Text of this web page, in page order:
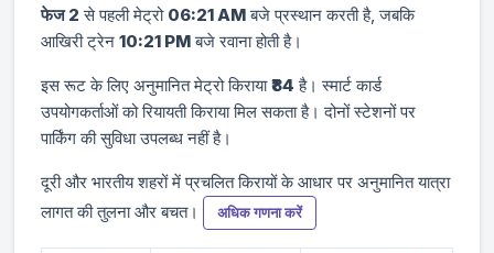
फेज 2 से पहली मेट्रो 06:21 AMबजे प्रस्थान करती है, जबकि
आखिरी ट्रेन 10:21 PMबजे रवाना होती है।
इस रूट के लिए अनुमानित मेट्रो किराया₹84 है। स्मार्ट कार्ड
उपयोगकर्ताओं को रियायती किराया मिल सकता है। दोनों स्टेशनों पर
पार्किंग की सुविधा उपलब्ध नहीं है।
दूरी और भारतीय शहरों में प्रचलित किरायों के आधार पर अनुमानित यात्रा
लागत की तुलना और बचत।
अधिक गणना करें